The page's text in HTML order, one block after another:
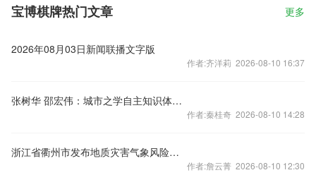
宝博棋牌热门文章 更多
2026年08月03日新闻联播文字版
作者:齐洋莉 2026-08-10 16:37
张树华 邵宏伟：城市之学自主知识体系正在加快形成
作者:秦桂奇 2026-08-10 14:28
浙江省衢州市发布地质灾害气象风险红色预警
作者:詹云菁 2026-08-10 12:30